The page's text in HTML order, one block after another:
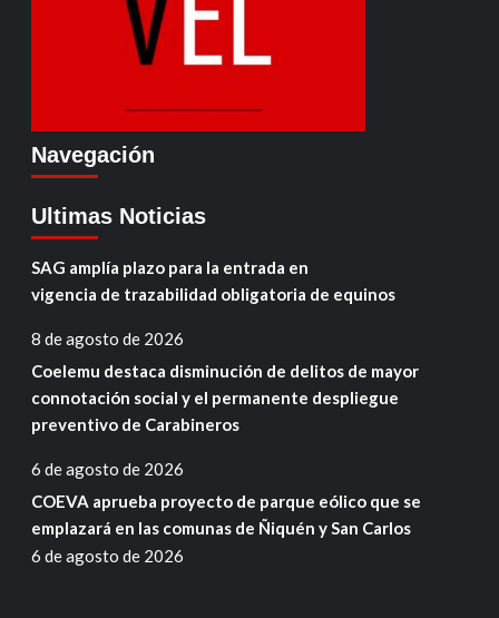
Navegación
Ultimas Noticias
SAG amplía plazo para la entrada en
vigencia de trazabilidad obligatoria de equinos
8 de agosto de 2026
Coelemu destaca disminución de delitos de mayor
connotación social y el permanente despliegue
preventivo de Carabineros
6 de agosto de 2026
COEVA aprueba proyecto de parque eólico que se
emplazará en las comunas de Ñiquén y San Carlos
6 de agosto de 2026